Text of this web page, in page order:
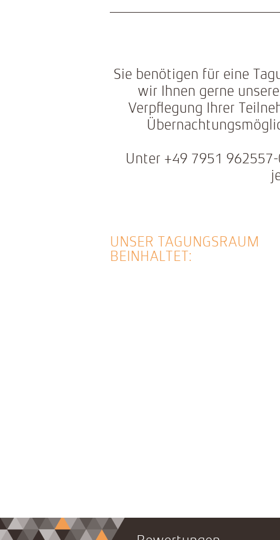
Sie benötigen für eine
wir Ihnen gerne
Verpflegung Ihrer
Unter +49 7951
UNSER TAGUNGSRAUM
BEINHALTET: